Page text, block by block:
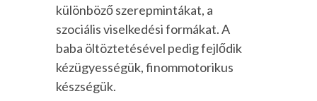
különböző szerepmintákat, a
szociális viselkedési formákat. A
baba öltöztetésével pedig fejlődik
kézügyességük, finommotorikus
készségük.